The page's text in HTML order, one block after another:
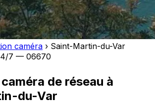
caméra › Saint-Martin-du-Var
7 — 06670
de réseau à
du-Var